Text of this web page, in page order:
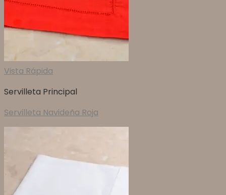
Vista Rápida
Servilleta Principal
Servilleta Navideña Roja